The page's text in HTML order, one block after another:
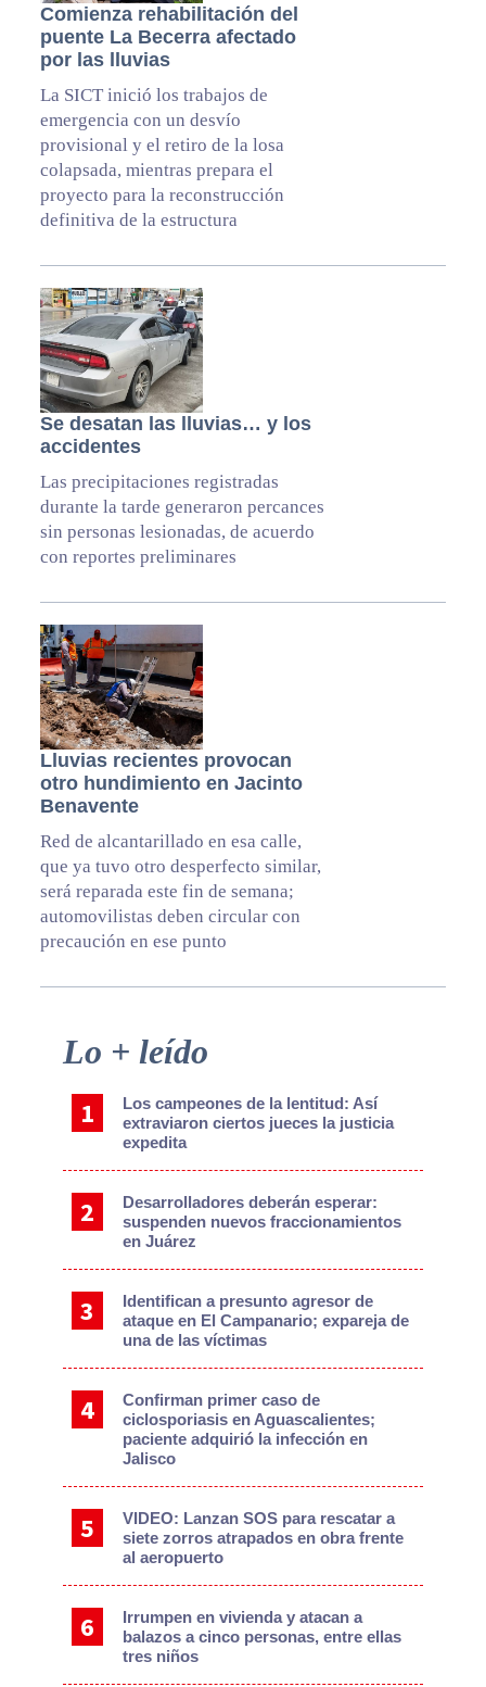
Comienza rehabilitación del
puente La Becerra afectado
por las lluvias
La SICT inició los trabajos de
emergencia con un desvío
provisional y el retiro de la losa
colapsada, mientras prepara el
proyecto para la reconstrucción
definitiva de la estructura
Se desatan las lluvias… y los
accidentes
Las precipitaciones registradas
durante la tarde generaron percances
sin personas lesionadas, de acuerdo
con reportes preliminares
Lluvias recientes provocan
otro hundimiento en Jacinto
Benavente
Red de alcantarillado en esa calle,
que ya tuvo otro desperfecto similar,
será reparada este fin de semana;
automovilistas deben circular con
precaución en ese punto
Primary
Sidebar
Lo + leído
Los campeones de la lentitud: Así
extraviaron ciertos jueces la justicia
expedita
Desarrolladores deberán esperar:
suspenden nuevos fraccionamientos
en Juárez
Identifican a presunto agresor de
ataque en El Campanario; expareja de
una de las víctimas
Confirman primer caso de
ciclosporiasis en Aguascalientes;
paciente adquirió la infección en
Jalisco
VIDEO: Lanzan SOS para rescatar a
siete zorros atrapados en obra frente
al aeropuerto
Irrumpen en vivienda y atacan a
balazos a cinco personas, entre ellas
tres niños